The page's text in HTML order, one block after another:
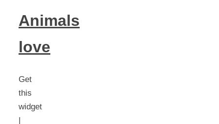
Animals
love
Get
this
widget